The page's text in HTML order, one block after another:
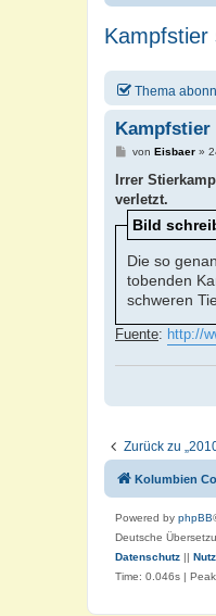
Kampfstier
Thema
B
i
r
g
von Eisbaer»
Irrer
verletzt.
Bild
Die so
tobenden
schweren
Fuente: http://
Zurück zu
Kolumbien
Powered by phpBB
Deutsche
Datenschutz ||
Time: 0.046s |